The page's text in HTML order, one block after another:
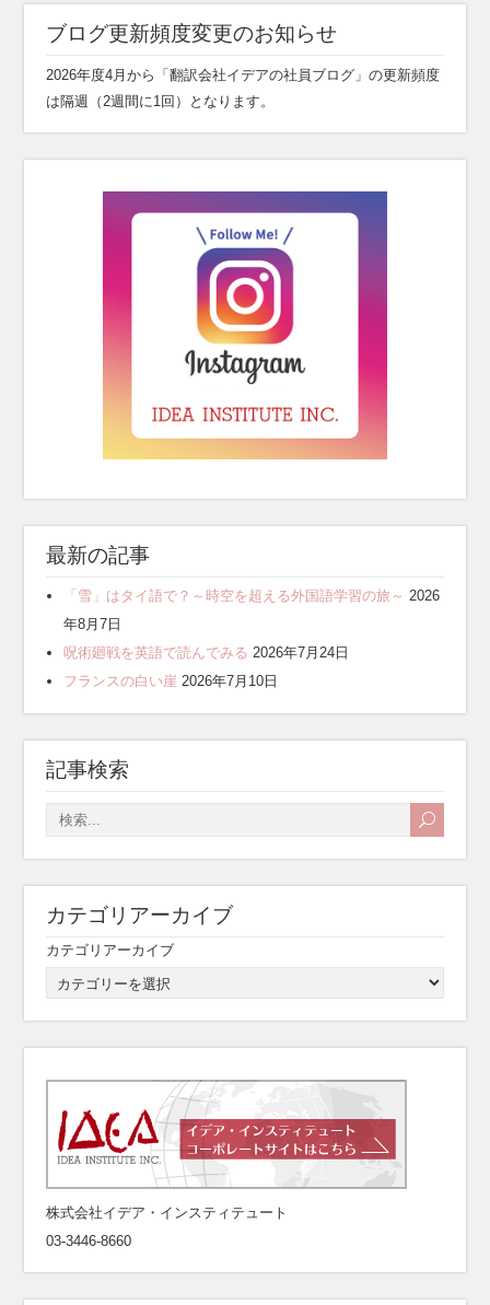
ブログ更新頻度変更のお知らせ
2026年度4月から「翻訳会社イデアの社員ブログ」の更新頻度
は隔週（2週間に1回）となります。
最新の記事
「雪」はタイ語で？～時空を超える外国語学習の旅～ 2026
年8月7日
呪術廻戦を英語で読んでみる 2026年7月24日
フランスの白い崖 2026年7月10日
記事検索
カテゴリアーカイブ
カテゴリアーカイブ
株式会社イデア・インスティテュート
03-3446-8660